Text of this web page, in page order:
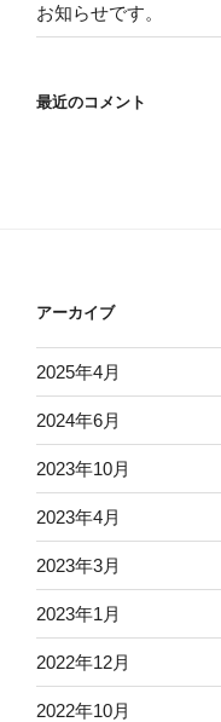
お知らせです。
最近のコメント
アーカイブ
2025年4月
2024年6月
2023年10月
2023年4月
2023年3月
2023年1月
2022年12月
2022年10月